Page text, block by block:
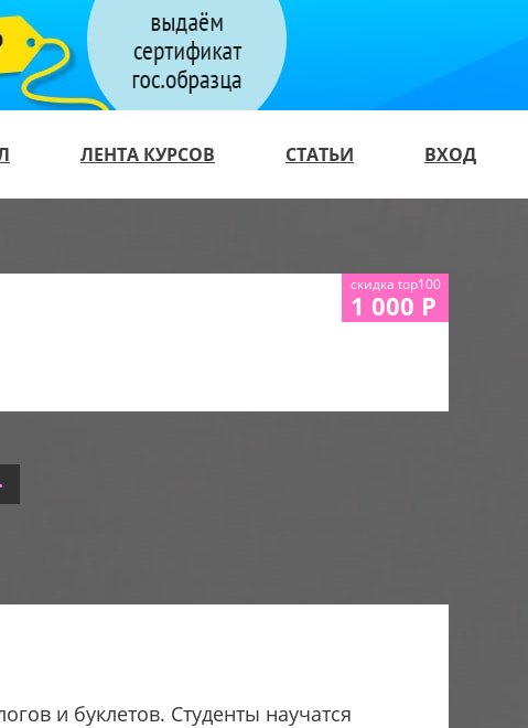
ЛЕНТА КУРСОВ СТАТЬИ ВХОД
скидка top100
1 000 Р
и буклетов. Студенты научатся